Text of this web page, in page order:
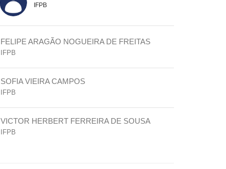
IFPB
FELIPE ARAGÃO NOGUEIRA DE FREITAS
IFPB
SOFIA VIEIRA CAMPOS
IFPB
VICTOR HERBERT FERREIRA DE SOUSA
IFPB